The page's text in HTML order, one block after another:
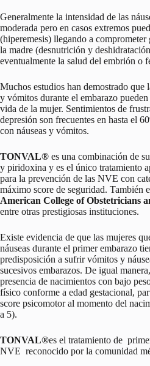
Generalmente la intensidad de las
moderada pero en casos extremos
(hiperemesis) llegando a comprometer
la madre (desnutrición y
eventualmente la salud del embrión o
Muchos estudios han demostrado que
y vómitos durante el embarazo
vida de la mujer. Sentimientos de
depresión son frecuentes en hasta el
con náuseas y vómitos.
TONVAL® es una combinación de
y piridoxina y es el único tratamiento
para la prevención de las NVE con
máximo score de seguridad. También
American College of Obstetricians
entre otras prestigiosas instituciones.
Existe evidencia de que las mujeres
náuseas durante el primer embarazo
predisposición a sufrir vómitos y
sucesivos embarazos. De igual
presencia de nacimientos con bajo
físico conforme a edad gestacional,
score psicomotor al momento del
a 5).
TONVAL®es el tratamiento de
NVE reconocido por la comunidad